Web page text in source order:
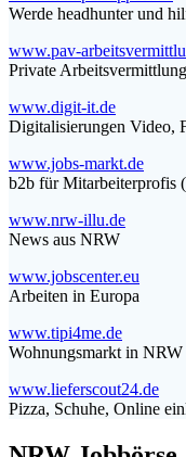
Werde headhunter und
www.pav-
Private
www.digit-it.de
Digitalisierungen Video,
www.jobs-markt.de
b2b für Mitarbeiterprofis
www.nrw-illu.de
News aus NRW
www.jobscenter.eu
Arbeiten in Europa
www.tipi4me.de
Wohnungsmarkt in NRW
www.lieferscout24.de
Pizza, Schuhe, Online